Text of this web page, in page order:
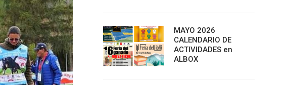
MAYO 2026
CALENDARIO DE
ACTIVIDADES en
ALBOX